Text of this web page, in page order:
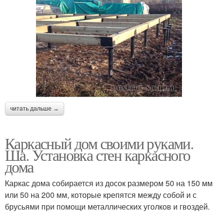
читать дальше →
Каркасный дом своими руками.
Ша. Установка стен каркасного
дома
Каркас дома собирается из досок размером 50 на 150 мм
или 50 на 200 мм, которые крепятся между собой и с
брусьями при помощи металлических уголков и гвоздей.